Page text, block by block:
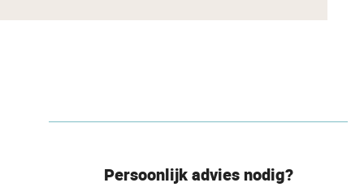
Persoonlijk advies nodig?